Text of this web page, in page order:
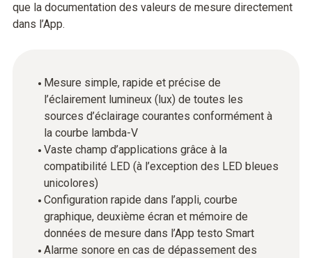
que la documentation des valeurs de mesure directement
dans l’App.
Mesure simple, rapide et précise de
l’éclairement lumineux (lux) de toutes les
sources d’éclairage courantes conformément à
la courbe lambda-V
Vaste champ d’applications grâce à la
compatibilité LED (à l’exception des LED bleues
unicolores)
Configuration rapide dans l’appli, courbe
graphique, deuxième écran et mémoire de
données de mesure dans l’App testo Smart
Alarme sonore en cas de dépassement des